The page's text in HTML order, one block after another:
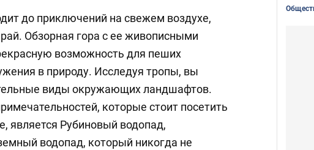
до приключений на свежем воздухе,
Обзорная гора с ее живописными
возможность для пеших
в природу. Исследуя тропы, вы
виды окружающих ландшафтов.
которые стоит посетить
является Рубиновый водопад,
водопад, который никогда не